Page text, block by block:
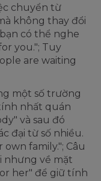
chuyển từ
không thay đổi
có thể nghe
you."; Tuy
are waiting
một số trường
nhất quán
và sau đó
đại từ số nhiều.
family."; Câu
nhưng về mặt
her" để giữ tính